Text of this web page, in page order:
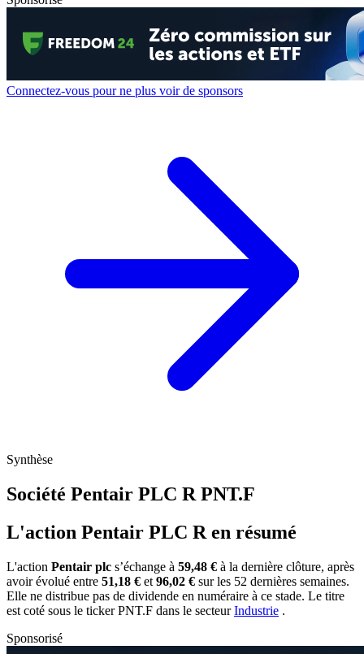
Connectez-vous pour ne plus voir de sponsors
Synthèse
Société Pentair PLC R PNT.F
L'action Pentair PLC R en résumé
L'action Pentair plc s’échange à 59,48 € à la dernière clôture, après
avoir évolué entre 51,18 € et 96,02 € sur les 52 dernières semaines.
Elle ne distribue pas de dividende en numéraire à ce stade. Le titre
est coté sous le tickerPNT.F dans le secteurIndustrie .
Sponsorisé